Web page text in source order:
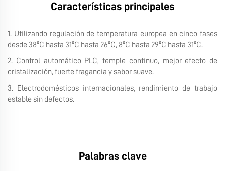
Características principales
1. Utilizando regulación de temperatura europea en cinco fases
desde 38ºC hasta 31ºC hasta 26ºC, 8ºC hasta 29ºC hasta 31ºC.
2. Control automático PLC, temple continuo, mejor efecto de
cristalización, fuerte fragancia y sabor suave.
3. Electrodomésticos internacionales, rendimiento de trabajo
estable sin defectos.
Palabras clave